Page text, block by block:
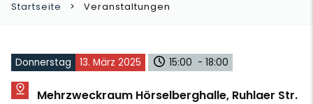
Startseite Veranstaltungen
Donnerstag 13. März 2025 15:00 - 18:00
Mehrzweckraum Hörselberghalle, Ruhlaer Str.